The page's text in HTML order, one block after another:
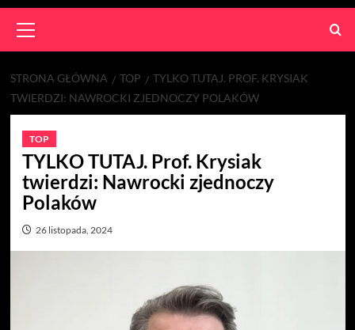
Menu
STRONA GŁÓWNA TOP
TYLKO TUTAJ. PROF. KRYSIAK
TWIERDZI: NAWROCKI ZJEDNOCZY POLAKÓW
TOP
TYLKO TUTAJ. Prof. Krysiak
twierdzi: Nawrocki zjednoczy
Polaków
26 listopada, 2024